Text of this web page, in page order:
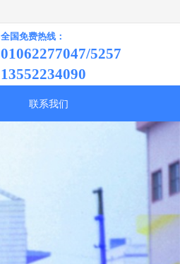
全国免费热线：
01062277047/5257
13552234090
联系我们